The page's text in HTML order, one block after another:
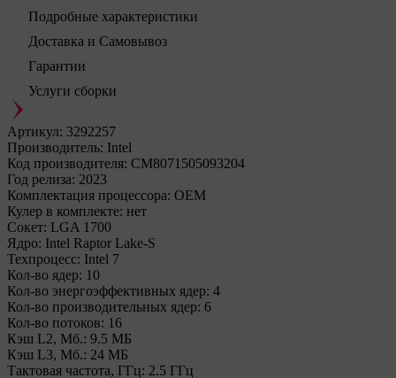
Подробные характеристики
Доставка и Самовывоз
Гарантии
Услуги сборки
Артикул: 3292257
Производитель: Intel
Код производителя: CM8071505093204
Год релиза: 2023
Комплектация процессора: OEM
Кулер в комплекте: нет
Сокет: LGA 1700
Ядро: Intel Raptor Lake-S
Техпроцесс: Intel 7
Кол-во ядер: 10
Кол-во энергоэффективных ядер: 4
Кол-во производительных ядер: 6
Кол-во потоков: 16
Кэш L2, Мб.: 9.5 МБ
Кэш L3, Мб.: 24 МБ
Тактовая частота, ГГц: 2.5 ГГц